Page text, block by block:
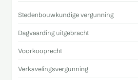
Stedenbouwkundige vergunning
Dagvaarding uitgebracht
Voorkooprecht
Verkavelingsvergunning